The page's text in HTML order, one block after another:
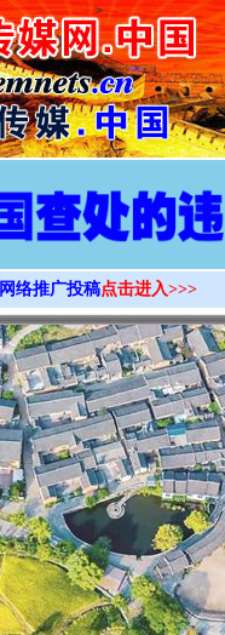
>
网络推广投稿点击进入>>>